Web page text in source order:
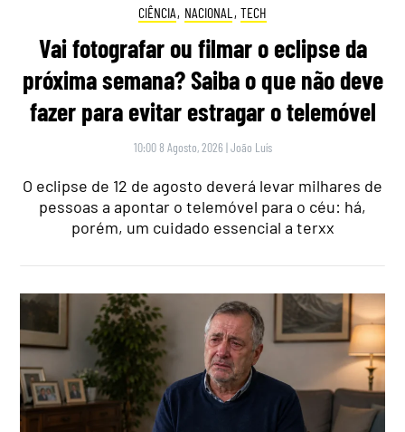
CIÊNCIA, NACIONAL , TECH
Vai fotografar ou filmar o eclipse da
próxima semana? Saiba o que não deve
fazer para evitar estragar o telemóvel
10:00 8 Agosto, 2026 |João Luís
O eclipse de 12 de agosto deverá levar milhares de
pessoas a apontar o telemóvel para o céu: há,
porém, um cuidado essencial a terxx